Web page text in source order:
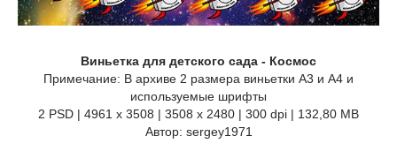
Виньетка для детского сада - Космос
Примечание: В архиве 2 размера виньетки А3 и А4 и
используемые шрифты
2 PSD | 4961 x 3508 | 3508 x 2480 | 300 dpi | 132,80 MB
Автор: sergey1971